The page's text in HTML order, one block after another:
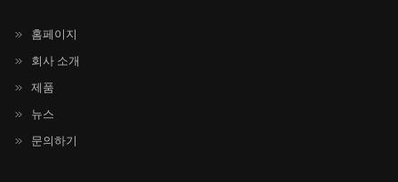
홈페이지
회사 소개
제품
뉴스
문의하기